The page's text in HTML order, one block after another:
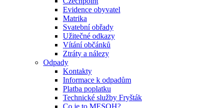
Evidence obyvatel
Matrika
Svatební obřady
Užitečné odkazy
Vítání občánků
Ztráty a nálezy
Odpady
Kontakty
Informace k odpadům
Platba poplatku
Technické služby Fryšták
Co je to MESOH?